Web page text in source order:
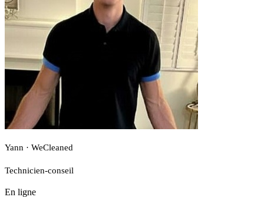
Yann · WeCleaned
Technicien-conseil
En ligne